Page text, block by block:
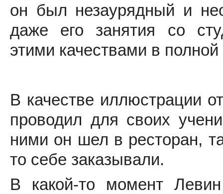
он был незаурядный и
даже его занятия со
этими качествами в
В качестве иллюстрации
проводил для своих
ними он шел в ресторан,
то себе заказывали.
В какой-то момент